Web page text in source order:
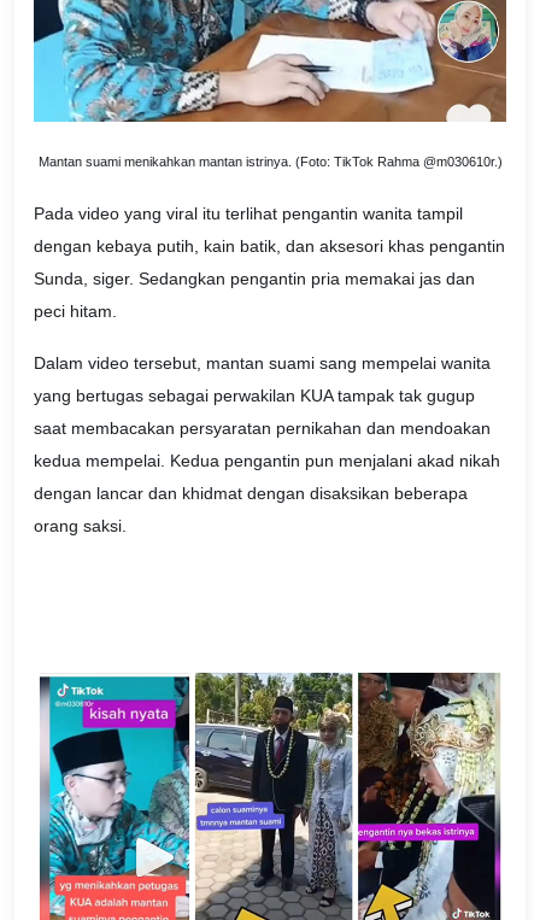
Mantan suami menikahkan mantan istrinya. (Foto: TikTok Rahma @m030610r.)
Pada video yang viral itu terlihat pengantin wanita tampil
dengan kebaya putih, kain batik, dan aksesori khas pengantin
Sunda, siger. Sedangkan pengantin pria memakai jas dan
peci hitam.
Dalam video tersebut, mantan suami sang mempelai wanita
yang bertugas sebagai perwakilan KUA tampak tak gugup
saat membacakan persyaratan pernikahan dan mendoakan
kedua mempelai. Kedua pengantin pun menjalani akad nikah
dengan lancar dan khidmat dengan disaksikan beberapa
orang saksi.